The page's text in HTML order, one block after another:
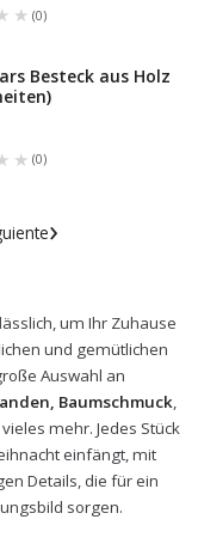
(0)
Besteck aus Holz
(0)
›
um Ihr Zuhause
und gemütlichen
Auswahl an
Baumschmuck,
mehr. Jedes Stück
einfängt, mit
Details, die für ein
sorgen.